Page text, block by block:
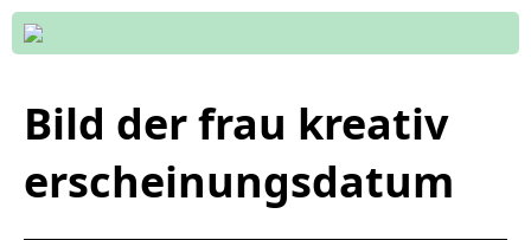
Bild der frau kreativ
erscheinungsdatum